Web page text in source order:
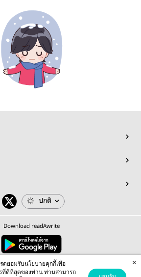
ปกติ
Download readAwrite
by MEB Corporation Public Company Limited
and the Google Privacy Policy Terms of Serviceapply.
ดยอมรับนโยบายคุกกี้เพื่อ
ที่ดีที่สุดของท่าน ท่านสามารถ
×